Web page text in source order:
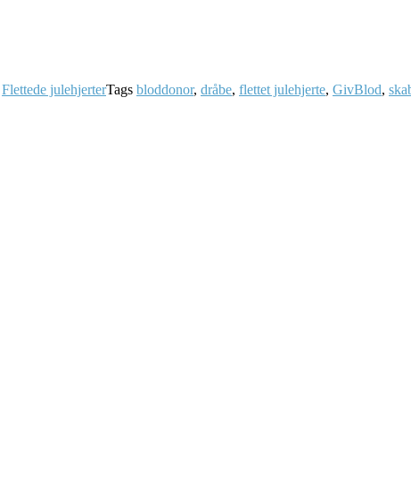
Flettede julehjerterTags bloddonor, dråbe, flettet julehjerte, GivBlod,